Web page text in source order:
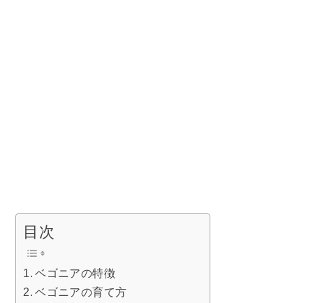
目次
ベゴニアの特徴
ベゴニアの育て方